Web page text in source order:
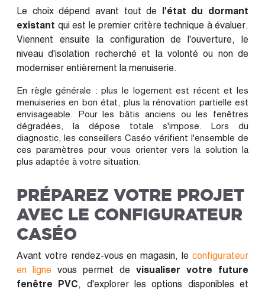
Le choix dépend avant tout de l'état du dormant
existant qui est le premier critère technique à évaluer.
Viennent ensuite la configuration de l'ouverture, le
niveau d'isolation recherché et la volonté ou non de
moderniser entièrement la menuiserie.
En règle générale : plus le logement est récent et les
menuiseries en bon état, plus la rénovation partielle est
envisageable. Pour les bâtis anciens ou les fenêtres
dégradées, la dépose totale s'impose. Lors du
diagnostic, les conseillers Caséo vérifient l'ensemble de
ces paramètres pour vous orienter vers la solution la
plus adaptée à votre situation.
PRÉPAREZ VOTRE PROJET
AVEC LE CONFIGURATEUR
CASÉO
Avant votre rendez-vous en magasin, le configurateur
en ligne vous permet de visualiser votre future
fenêtre PVC, d'explorer les options disponibles et